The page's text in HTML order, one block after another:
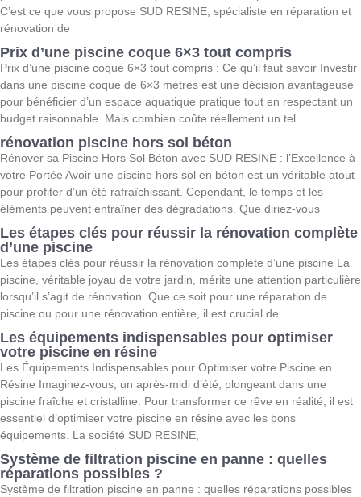
C’est ce que vous propose SUD RESINE, spécialiste en réparation et
rénovation de
Prix d’une piscine coque 6×3 tout compris
Prix d’une piscine coque 6×3 tout compris : Ce qu’il faut savoir Investir
dans une piscine coque de 6×3 mètres est une décision avantageuse
pour bénéficier d’un espace aquatique pratique tout en respectant un
budget raisonnable. Mais combien coûte réellement un tel
rénovation piscine hors sol béton
Rénover sa Piscine Hors Sol Béton avec SUD RESINE : l’Excellence à
votre Portée Avoir une piscine hors sol en béton est un véritable atout
pour profiter d’un été rafraîchissant. Cependant, le temps et les
éléments peuvent entraîner des dégradations. Que diriez-vous
Les étapes clés pour réussir la rénovation complète
d’une piscine
Les étapes clés pour réussir la rénovation complète d’une piscine La
piscine, véritable joyau de votre jardin, mérite une attention particulière
lorsqu’il s’agit de rénovation. Que ce soit pour une réparation de
piscine ou pour une rénovation entière, il est crucial de
Les équipements indispensables pour optimiser
votre piscine en résine
Les Équipements Indispensables pour Optimiser votre Piscine en
Résine Imaginez-vous, un après-midi d’été, plongeant dans une
piscine fraîche et cristalline. Pour transformer ce rêve en réalité, il est
essentiel d’optimiser votre piscine en résine avec les bons
équipements. La société SUD RESINE,
Système de filtration piscine en panne : quelles
réparations possibles ?
Système de filtration piscine en panne : quelles réparations possibles